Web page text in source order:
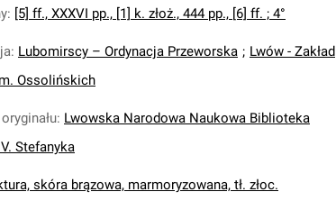
: [5] ff., XXXVI pp., [1] k. złoż., 444 pp., [6] ff. ; 4°
: Lubomirscy – Ordynacja Przeworska ; Lwów - Zakład
Ossolińskich
: Lwowska Narodowa Naukowa Biblioteka
Stefanyka
skóra brązowa, marmoryzowana, tł. złoc.